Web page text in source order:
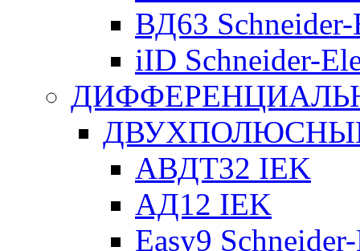
ВД63
iID Schneider-
АВДТ32 IEK
АД12 IEK
Easy9